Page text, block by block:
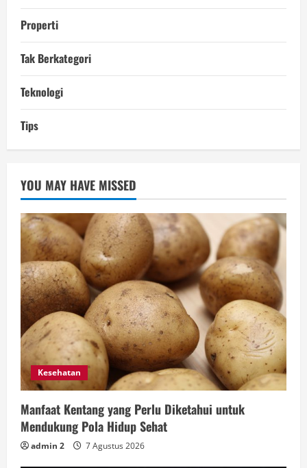
Properti
Tak Berkategori
Teknologi
Tips
YOU MAY HAVE MISSED
Kesehatan
Manfaat Kentang yang Perlu Diketahui untuk
Mendukung Pola Hidup Sehat
admin 2 7 Agustus 2026